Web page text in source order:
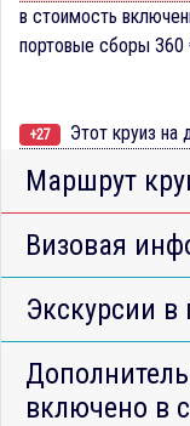
в стоимость
портовые сборы 360
+27 Этот круиз на
Маршрут
Визовая
Экскурсии в
включено в